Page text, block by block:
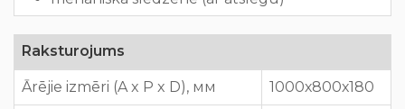
Raksturojums
Ārējie izmēri (A x P x D), мм 1000х800х180